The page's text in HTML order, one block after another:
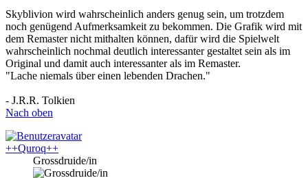
Skyblivion wird wahrscheinlich anders genug sein, um trotzdem
noch genügend Aufmerksamkeit zu bekommen. Die Grafik wird mit
dem Remaster nicht mithalten können, dafür wird die Spielwelt
wahrscheinlich nochmal deutlich interessanter gestaltet sein als im
Original und damit auch interessanter als im Remaster.
"Lache niemals über einen lebenden Drachen."
- J.R.R. Tolkien
Nach oben
++Quroq++
Grossdruide/in